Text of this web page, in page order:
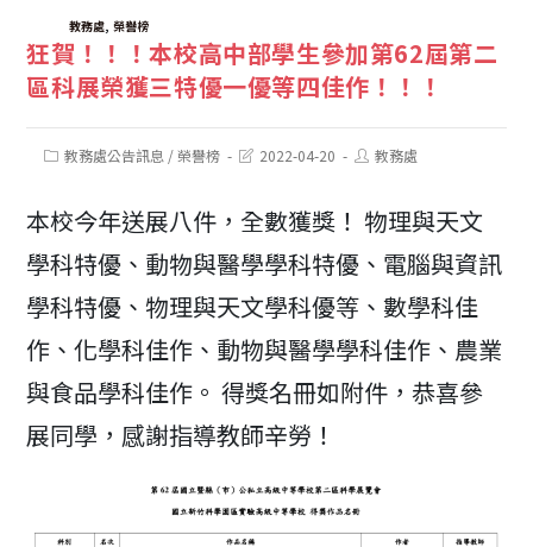
TAGS:教務處, 榮譽榜
狂賀！！！本校高中部學生參加第62屆第二
區科展榮獲三特優一優等四佳作！！！
Post教務處公告訊息 / 榮譽榜
Post2022-04-20
Post教務處
本校今年送展八件，全數獲獎！ 物理與天文
學科特優、動物與醫學學科特優、電腦與資訊
學科特優、物理與天文學科優等、數學科佳
作、化學科佳作、動物與醫學學科佳作、農業
與食品學科佳作。 得獎名冊如附件，恭喜參
展同學，感謝指導教師辛勞！